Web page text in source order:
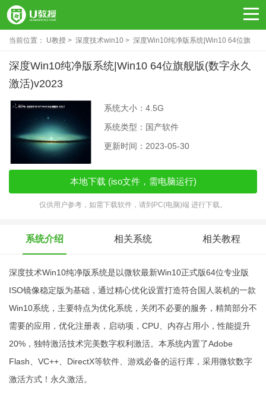
当前位置： U教授 深度技术win10 深度Win10纯净版系统|Win10 64位旗
舰版(数字永久激活)v2023
深度Win10纯净版系统|Win10 64位旗舰版(数字永久
激活)v2023
系统大小：4.5G
系统类型：国产软件
更新时间：2023-05-30
本地下载 (iso文件，需电脑运行)
仅供用户参考，如需下载软件，请到PC(电脑)端 进行下载。
系统介绍 相关系统 相关教程
深度技术Win10纯净版系统是以微软最新Win10正式版64位专业版
ISO镜像稳定版为基础，通过精心优化设置打造符合国人装机的一款
Win10系统，主要特点为优化系统，关闭不必要的服务，精简部分不
需要的应用，优化注册表，启动项，CPU、内存占用小，性能提升
20%，独特激活技术完美数字权利激活。本系统内置了Adobe
Flash、VC++、DirectX等软件、游戏必备的运行库，采用微软数字
激活方式！永久激活。